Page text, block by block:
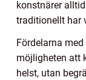
konstnärer
traditionellt har
Fördelarna
möjligheten att
helst, utan